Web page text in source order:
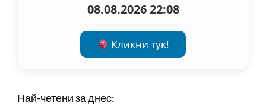
08.08.2026 22:08
Кликни тук!
Най-четени за днес: